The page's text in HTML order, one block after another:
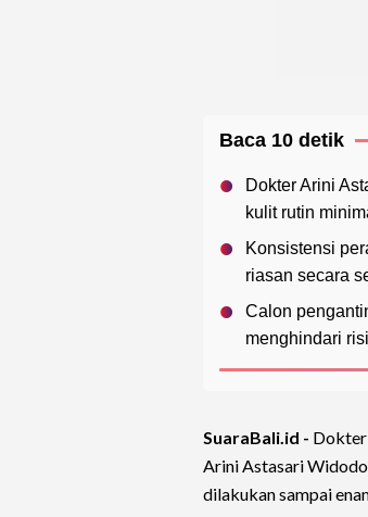
Baca 10 detik
Dokter Arini
kulit rutin
Konsistensi
riasan secara
Calon
menghindari
SuaraBali.id - Dokter
Arini Astasari
dilakukan sampai